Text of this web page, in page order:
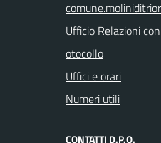
Ufficio Relazioni
otocollo
Uffici e orari
Numeri utili
CONTATTI D.P.O.